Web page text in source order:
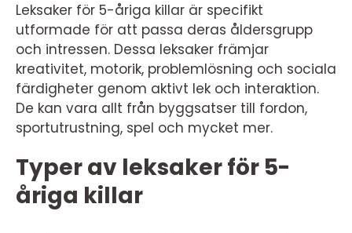
Leksaker för 5-åriga killar är specifikt
utformade för att passa deras åldersgrupp
och intressen. Dessa leksaker främjar
kreativitet, motorik, problemlösning och sociala
färdigheter genom aktivt lek och interaktion.
De kan vara allt från byggsatser till fordon,
sportutrustning, spel och mycket mer.
Typer av leksaker för 5-
åriga killar